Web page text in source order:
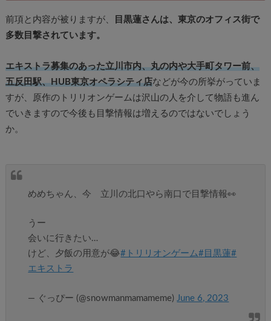
前項と内容が被りますが、
目黒蓮さんは、東京のオフィス街で
多数目撃されています。
エキストラ募集のあった立川市内、丸の内や大手町タワー前、
五反田駅、HUB東京オペラシティ店などが今の所挙がっていま
すが、原作のトリリオンゲームは沢山の人を介して物語も進ん
でいきますので今後も目撃情報は増えるのではないでしょう
か。
めめちゃん、今 立川の北口やら南口で目撃情報👀
うー
会いに行きたい…
けど、夕飯の用意が😂#トリリオンゲーム#目黒蓮#
エキストラ
— ぐっぴー (@snowmanmamameme) June 6, 2023